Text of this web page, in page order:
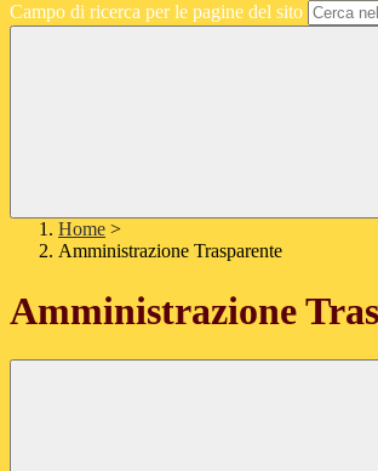
Campo di ricerca per le pagine del sito
Home >
Amministrazione Trasparente
Amministrazione